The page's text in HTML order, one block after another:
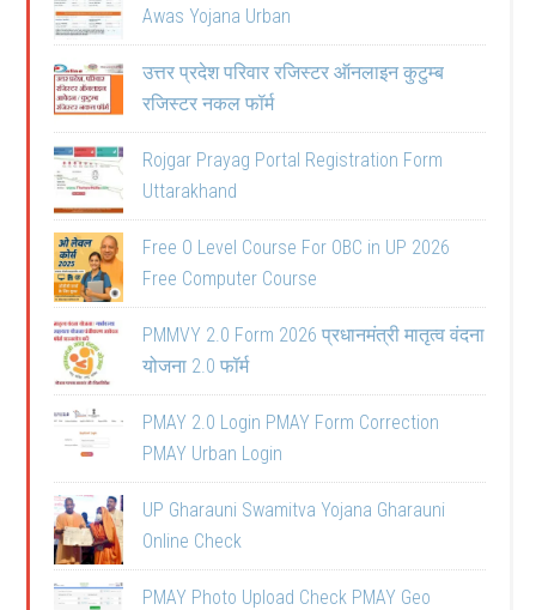
Awas Yojana Urban
उत्तर प्रदेश परिवार रजिस्टर ऑनलाइन कुटुम्ब
रजिस्टर नकल फॉर्म
Rojgar Prayag Portal Registration Form
Uttarakhand
Free O Level Course For OBC in UP 2026
Free Computer Course
PMMVY 2.0 Form 2026 प्रधानमंत्री मातृत्व वंदना
योजना 2.0 फॉर्म
PMAY 2.0 Login PMAY Form Correction
PMAY Urban Login
UP Gharauni Swamitva Yojana Gharauni
Online Check
PMAY Photo Upload Check PMAY Geo